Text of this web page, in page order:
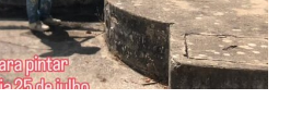
o plano